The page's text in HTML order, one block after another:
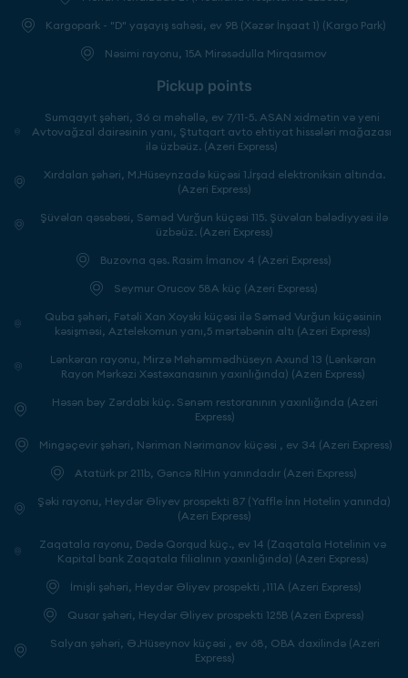
Kargopark - "D" yaşayış sahəsi, ev 9B (Xəzər İnşaat 1) (Kargo Park)
Nəsimi rayonu, 15A Mirəsədulla Mirqasımov
Pickup points
Sumqayıt şəhəri, 36 cı məhəllə, ev 7/11-5. ASAN xidmətin və yeni
Avtovağzal dairəsinin yanı, Ştutqart avto ehtiyat hissələri mağazası
ilə üzbəüz. (Azeri Express)
Xırdalan şəhəri, M.Hüseynzadə küçəsi 1.İrşad elektroniksin altında.
(Azeri Express)
Şüvəlan qəsəbəsi, Səməd Vurğun küçəsi 115. Şüvəlan bələdiyyəsi ilə
üzbəüz. (Azeri Express)
Buzovna qəs. Rasim İmanov 4 (Azeri Express)
Seymur Orucov 58A küç (Azeri Express)
Quba şəhəri, Fətəli Xan Xoyski küçəsi ilə Səməd Vurğun küçəsinin
kəsişməsi, Aztelekomun yanı,5 mərtəbənin altı (Azeri Express)
Lənkəran rayonu, Mirzə Məhəmmədhüseyn Axund 13 (Lənkəran
Rayon Mərkəzi Xəstəxanasının yaxınlığında) (Azeri Express)
Həsən bəy Zərdabi küç. Sənəm restoranının yaxınlığında (Azeri
Express)
Mingəçevir şəhəri, Nəriman Nərimanov küçəsi , ev 34 (Azeri Express)
Atatürk pr 211b, Gəncə RİHın yanındadır (Azeri Express)
Şəki rayonu, Heydər Əliyev prospekti 87 (Yaffle İnn Hotelin yanında)
(Azeri Express)
Zaqatala rayonu, Dədə Qorqud küç., ev 14 (Zaqatala Hotelinin və
Kapital bank Zaqatala filialının yaxınlığında) (Azeri Express)
İmişli şəhəri, Heydər Əliyev prospekti ,111A (Azeri Express)
Qusar şəhəri, Heydər Əliyev prospekti 125B (Azeri Express)
Salyan şəhəri, Ə.Hüseynov küçəsi , ev 68, OBA daxilində (Azeri
Express)